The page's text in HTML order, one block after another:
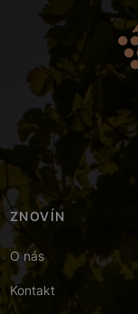
ZNOVÍN
O nás
Kontakt